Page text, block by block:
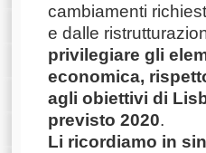
cambiamenti
e dalle
privilegiare gli
economica,
agli obiettivi di
previsto 2020.
Li ricordiamo in